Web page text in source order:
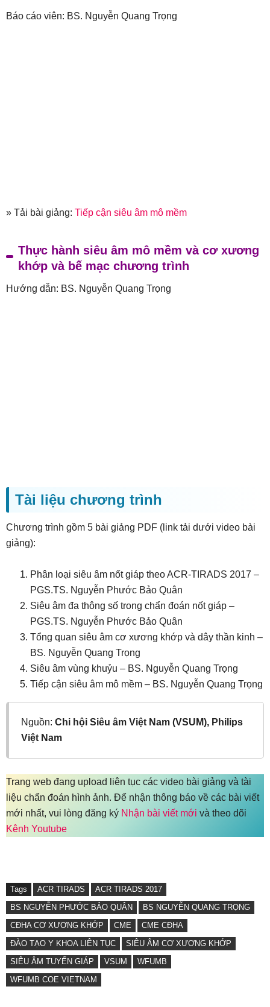
Báo cáo viên: BS. Nguyễn Quang Trọng
» Tải bài giảng: Tiếp cận siêu âm mô mềm
Thực hành siêu âm mô mềm và cơ xương
khớp và bế mạc chương trình
Hướng dẫn: BS. Nguyễn Quang Trọng
Tài liệu chương trình
Chương trình gồm 5 bài giảng PDF (link tải dưới video bài
giảng):
Phân loại siêu âm nốt giáp theo ACR-TIRADS 2017 –
PGS.TS. Nguyễn Phước Bảo Quân
Siêu âm đa thông số trong chẩn đoán nốt giáp –
PGS.TS. Nguyễn Phước Bảo Quân
Tổng quan siêu âm cơ xương khớp và dây thần kinh –
BS. Nguyễn Quang Trọng
Siêu âm vùng khuỷu – BS. Nguyễn Quang Trọng
Tiếp cận siêu âm mô mềm – BS. Nguyễn Quang Trọng
Nguồn: Chi hội Siêu âm Việt Nam (VSUM), Philips
Việt Nam
Trang web đang upload liên tục các video bài giảng và tài
liệu chẩn đoán hình ảnh. Để nhận thông báo về các bài viết
mới nhất, vui lòng đăng ký Nhận bài viết mới và theo dõi
Kênh Youtube
Tags ACR TIRADS
ACR TIRADS 2017
BS NGUYỄN PHƯỚC BẢO QUÂN
BS NGUYỄN QUANG TRỌNG
CĐHA CƠ XƯƠNG KHỚP
CME
CME CĐHA
ĐÀO TẠO Y KHOA LIÊN TỤC
SIÊU ÂM CƠ XƯƠNG KHỚP
SIÊU ÂM TUYẾN GIÁP
VSUM
WFUMB
WFUMB COE VIETNAM